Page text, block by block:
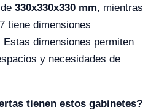
330x330x330 mm, mientras
tiene dimensiones
Estas dimensiones permiten
y necesidades de
tienen estos gabinetes?